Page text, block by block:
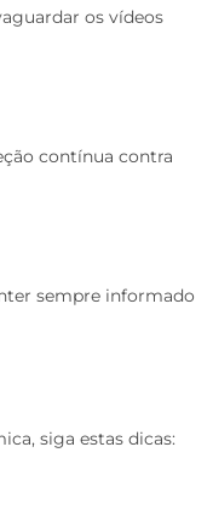
os vídeos
contínua contra
sempre informado
siga estas dicas: